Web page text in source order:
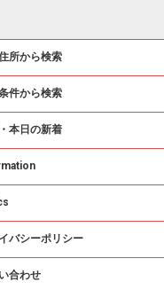
所から検索
件から検索
本日の新着
バシーポリシー
合わせ